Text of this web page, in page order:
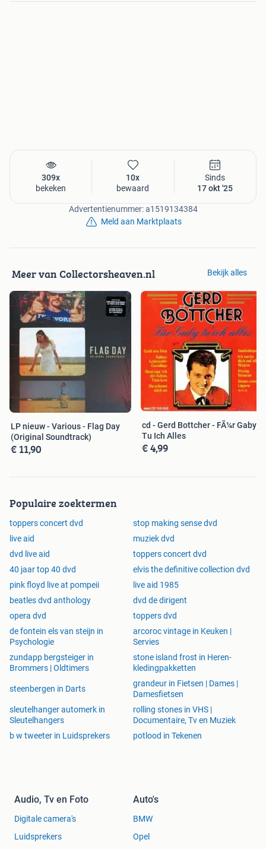
309x
bekeken
10x
bewaard
Sinds
17 okt '25
Advertentienummer: a1519134384
Meld aan Marktplaats
Meer van Collectorsheaven.nl Bekijk alles
LP nieuw - Various - Flag Day
(Original Soundtrack)
€ 11,90
cd - Gerd Bottcher - FÃ¼r Gaby
Tu Ich Alles
€ 4,99
Populaire zoektermen
toppers concert dvd
stop making sense dvd
live aid
muziek dvd
dvd live aid
toppers concert dvd
40 jaar top 40 dvd
elvis the definitive collection dvd
pink floyd live at pompeii
live aid 1985
beatles dvd anthology
dvd de dirigent
opera dvd
toppers dvd
de fontein els van steijn in
Psychologie
arcoroc vintage in Keuken |
Servies
zundapp bergsteiger in
Brommers | Oldtimers
stone island frost in Heren-
kledingpakketten
steenbergen in Darts
grandeur in Fietsen | Dames |
Damesfietsen
sleutelhanger automerk in
Sleutelhangers
rolling stones in VHS |
Documentaire, Tv en Muziek
b w tweeter in Luidsprekers
potlood in Tekenen
Audio, Tv en Foto
Digitale camera's
Luidsprekers
Auto's
BMW
Opel